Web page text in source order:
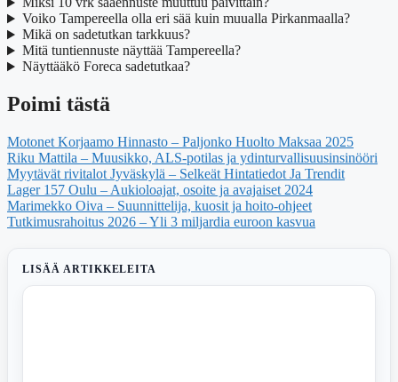
Voiko Tampereella olla eri sää kuin muualla Pirkanmaalla?
Mikä on sadetutkan tarkkuus?
Mitä tuntiennuste näyttää Tampereella?
Näyttääkö Foreca sadetutkaa?
Poimi tästä
Motonet Korjaamo Hinnasto – Paljonko Huolto Maksaa 2025
Riku Mattila – Muusikko, ALS-potilas ja ydinturvallisuusinsinööri
Myytävät rivitalot Jyväskylä – Selkeät Hintatiedot Ja Trendit
Lager 157 Oulu – Aukioloajat, osoite ja avajaiset 2024
Marimekko Oiva – Suunnittelija, kuosit ja hoito-ohjeet
Tutkimusrahoitus 2026 – Yli 3 miljardia euroon kasvua
LISÄÄ ARTIKKELEITA